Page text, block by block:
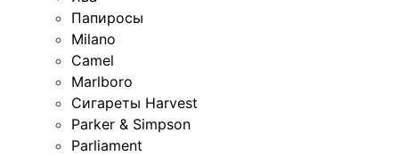
Папиросы
Milano
Camel
Marlboro
Сигареты Harvest
Parker & Simpson
Parliament